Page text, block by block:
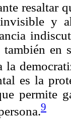
resaltar
invisible y
en
la
es la
permite
9